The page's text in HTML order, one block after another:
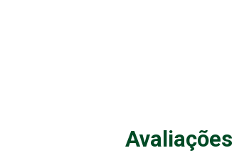
Avaliações